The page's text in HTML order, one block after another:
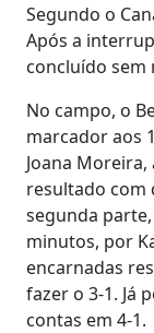
Segundo o
Após a
concluído sem
No campo, o
marcador aos
Joana
resultado com
segunda parte,
minutos, por
encarnadas
fazer o 3-1. Já
contas em 4-1.